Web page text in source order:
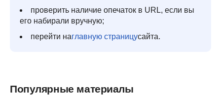
проверить наличие опечаток в URL, если вы
его набирали вручную;
перейти наглавную страницусайта.
Популярные материалы